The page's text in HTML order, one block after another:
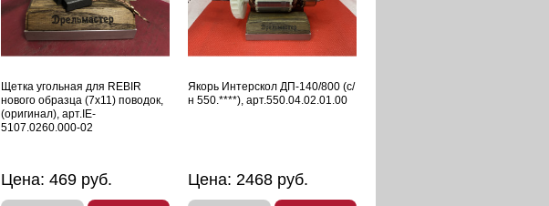
Щетка угольная для REBIR
нового образца (7х11) поводок,
(оригинал), арт.IE-
5107.0260.000-02
Цена:469 руб.
Якорь Интерскол ДП-140/800 (с/
н 550.****), арт.550.04.02.01.00
Цена:2468 руб.